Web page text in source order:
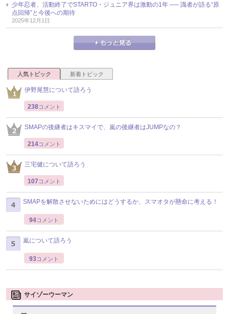
少年忍者、活動終了でSTARTO・ジュニア界は激動の1年 ── 識者が語る“原
点回帰”と今後への期待
2025年12月1日
人気トピック 新着トピック
伊野尾慧について語ろう
238コメント
SMAPの後継者はキスマイで、嵐の後継者はJUMPなの？
214コメント
三宅健について語ろう
107 コメント
SMAPを解散させないためにはどうするか、スマオタが懸命に考える！
94コメント
嵐について語ろう
93コメント
サイゾーウーマン